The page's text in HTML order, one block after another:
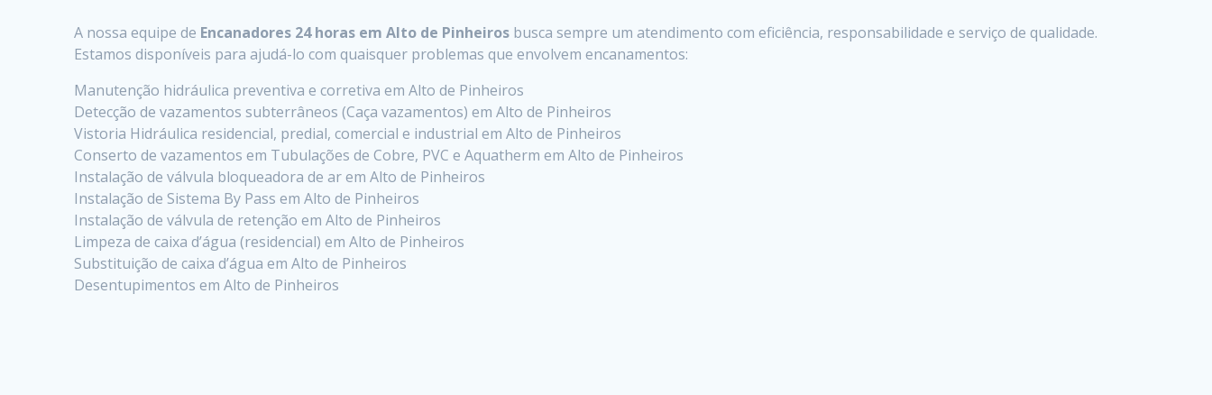
A nossa equipe de Encanadores 24 horas em Alto de Pinheiros busca sempre um atendimento com eficiência, responsabilidade e serviço de qualidade.
Estamos disponíveis para ajudá-lo com quaisquer problemas que envolvem encanamentos:
Manutenção hidráulica preventiva e corretiva em Alto de Pinheiros
Detecção de vazamentos subterrâneos (Caça vazamentos) em Alto de Pinheiros
Vistoria Hidráulica residencial, predial, comercial e industrial em Alto de Pinheiros
Conserto de vazamentos em Tubulações de Cobre, PVC e Aquatherm em Alto de Pinheiros
Instalação de válvula bloqueadora de ar em Alto de Pinheiros
Instalação de Sistema By Pass em Alto de Pinheiros
Instalação de válvula de retenção em Alto de Pinheiros
Limpeza de caixa d’água (residencial) em Alto de Pinheiros
Substituição de caixa d’água em Alto de Pinheiros
Desentupimentos em Alto de Pinheiros